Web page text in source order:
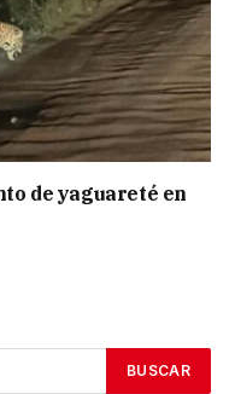
de yaguareté en